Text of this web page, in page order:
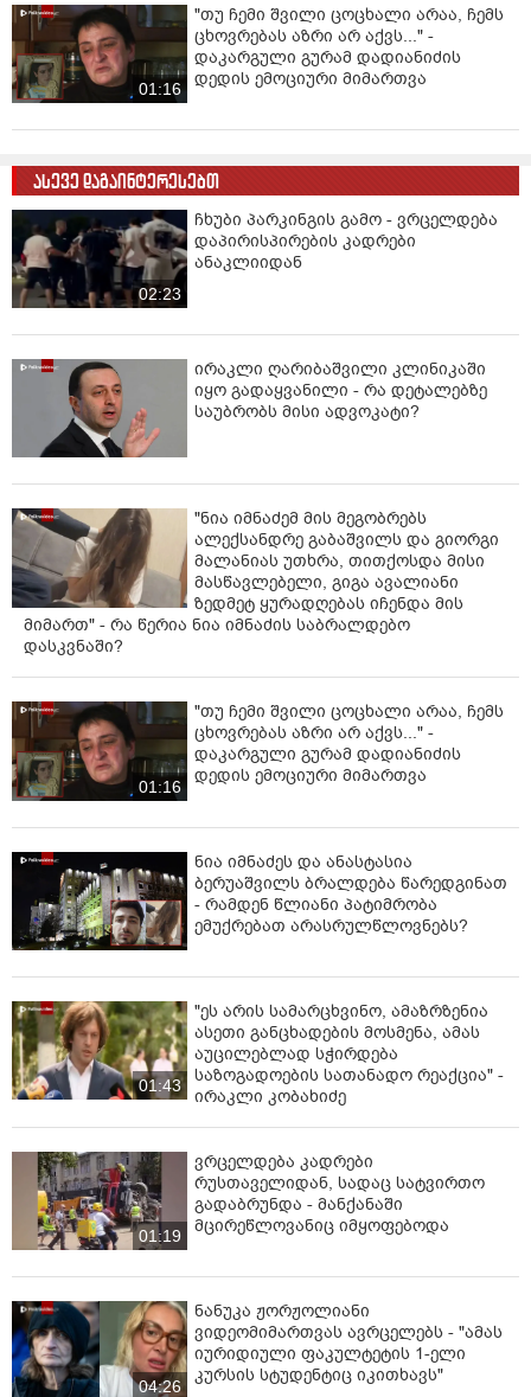
01:16
"თუ ჩემი შვილი ცოცხალი არაა, ჩემს
ცხოვრებას აზრი არ აქვს..." -
დაკარგული გურამ დადიანიძის
დედის ემოციური მიმართვა
ასევე დაგაინტერესებთ
02:23
ჩხუბი პარკინგის გამო - ვრცელდება
დაპირისპირების კადრები
ანაკლიიდან
ირაკლი ღარიბაშვილი კლინიკაში
იყო გადაყვანილი - რა დეტალებზე
საუბრობს მისი ადვოკატი?
"ნია იმნაძემ მის მეგობრებს
ალექსანდრე გაბაშვილს და გიორგი
მალანიას უთხრა, თითქოსდა მისი
მასწავლებელი, გიგა ავალიანი
ზედმეტ ყურადღებას იჩენდა მის
მიმართ" - რა წერია ნია იმნაძის საბრალდებო
დასკვნაში?
01:16
"თუ ჩემი შვილი ცოცხალი არაა, ჩემს
ცხოვრებას აზრი არ აქვს..." -
დაკარგული გურამ დადიანიძის
დედის ემოციური მიმართვა
ნია იმნაძეს და ანასტასია
ბერუაშვილს ბრალდება წარედგინათ
- რამდენ წლიანი პატიმრობა
ემუქრებათ არასრულწლოვნებს?
01:43
"ეს არის სამარცხვინო, ამაზრზენია
ასეთი განცხადების მოსმენა, ამას
აუცილებლად სჭირდება
საზოგადოების სათანადო რეაქცია" -
ირაკლი კობახიძე
01:19
ვრცელდება კადრები
რუსთაველიდან, სადაც სატვირთო
გადაბრუნდა - მანქანაში
მცირეწლოვანიც იმყოფებოდა
04:26
ნანუკა ჟორჟოლიანი
ვიდეომიმართვას ავრცელებს - "ამას
იურიდიული ფაკულტეტის 1-ელი
კურსის სტუდენტიც იკითხავს"